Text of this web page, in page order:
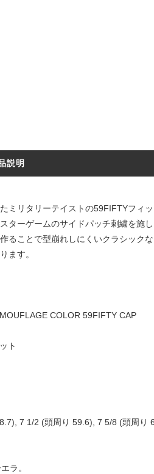
説明
ミリタリーテイストの59FIFTYフィッ
ターゲームのサイドパッチ刺繍を施
ることで型崩れしにくいクラシック
ます。
COLOR 59FIFTY CAP
ト
7 1/2 (頭周り 59.6), 7 5/8 (頭周り
ラ。